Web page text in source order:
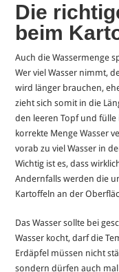
Die
beim
Auch die Wassermenge
Wer viel Wasser nimmt,
wird länger brauchen,
zieht sich somit in die
den leeren Topf und
korrekte Menge Wasser
vorab zu viel Wasser in
Wichtig ist es, dass
Andernfalls werden die
Kartoffeln an der
Das Wasser sollte bei
Wasser kocht, darf die
Erdäpfel müssen nicht
sondern dürfen auch mal